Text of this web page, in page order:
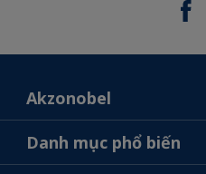
Akzonobel
Giới thiệu về AkzoNobel
Liên hệ chúng tôi
Danh mục phổ biến